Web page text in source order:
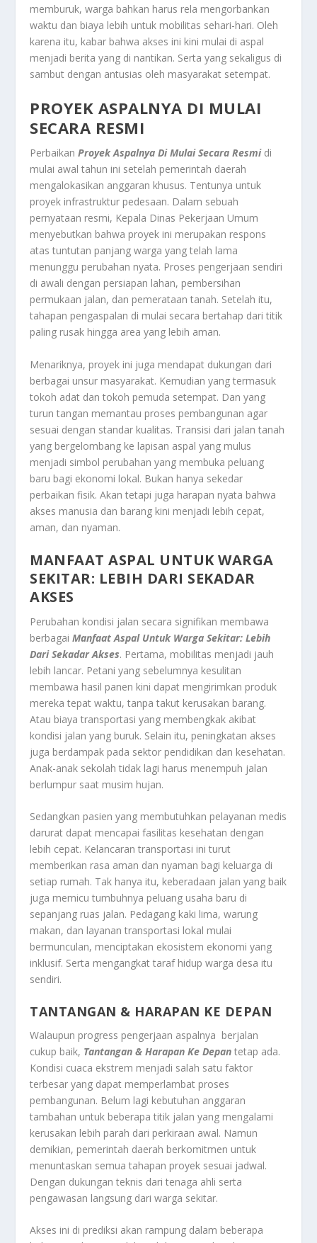
memburuk, warga bahkan harus rela mengorbankan
waktu dan biaya lebih untuk mobilitas sehari-hari. Oleh
karena itu, kabar bahwa akses ini kini mulai di aspal
menjadi berita yang di nantikan. Serta yang sekaligus di
sambut dengan antusias oleh masyarakat setempat.
PROYEK ASPALNYA DI MULAI
SECARA RESMI
PerbaikanProyek Aspalnya Di Mulai Secara Resmidi
mulai awal tahun ini setelah pemerintah daerah
mengalokasikan anggaran khusus. Tentunya untuk
proyek infrastruktur pedesaan. Dalam sebuah
pernyataan resmi, Kepala Dinas Pekerjaan Umum
menyebutkan bahwa proyek ini merupakan respons
atas tuntutan panjang warga yang telah lama
menunggu perubahan nyata. Proses pengerjaan sendiri
di awali dengan persiapan lahan, pembersihan
permukaan jalan, dan pemerataan tanah. Setelah itu,
tahapan pengaspalan di mulai secara bertahap dari titik
paling rusak hingga area yang lebih aman.
Menariknya, proyek ini juga mendapat dukungan dari
berbagai unsur masyarakat. Kemudian yang termasuk
tokoh adat dan tokoh pemuda setempat. Dan yang
turun tangan memantau proses pembangunan agar
sesuai dengan standar kualitas. Transisi dari jalan tanah
yang bergelombang ke lapisan aspal yang mulus
menjadi simbol perubahan yang membuka peluang
baru bagi ekonomi lokal. Bukan hanya sekedar
perbaikan fisik. Akan tetapi juga harapan nyata bahwa
akses manusia dan barang kini menjadi lebih cepat,
aman, dan nyaman.
MANFAAT ASPAL UNTUK WARGA
SEKITAR: LEBIH DARI SEKADAR
AKSES
Perubahan kondisi jalan secara signifikan membawa
berbagaiManfaat Aspal Untuk Warga Sekitar: Lebih
Dari Sekadar Akses. Pertama, mobilitas menjadi jauh
lebih lancar. Petani yang sebelumnya kesulitan
membawa hasil panen kini dapat mengirimkan produk
mereka tepat waktu, tanpa takut kerusakan barang.
Atau biaya transportasi yang membengkak akibat
kondisi jalan yang buruk. Selain itu, peningkatan akses
juga berdampak pada sektor pendidikan dan kesehatan.
Anak-anak sekolah tidak lagi harus menempuh jalan
berlumpur saat musim hujan.
Sedangkan pasien yang membutuhkan pelayanan medis
darurat dapat mencapai fasilitas kesehatan dengan
lebih cepat. Kelancaran transportasi ini turut
memberikan rasa aman dan nyaman bagi keluarga di
setiap rumah. Tak hanya itu, keberadaan jalan yang baik
juga memicu tumbuhnya peluang usaha baru di
sepanjang ruas jalan. Pedagang kaki lima, warung
makan, dan layanan transportasi lokal mulai
bermunculan, menciptakan ekosistem ekonomi yang
inklusif. Serta mengangkat taraf hidup warga desa itu
sendiri.
TANTANGAN & HARAPAN KE DEPAN
Walaupun progress pengerjaan aspalnya berjalan
cukup baik, Tantangan & Harapan Ke Depan tetap ada.
Kondisi cuaca ekstrem menjadi salah satu faktor
terbesar yang dapat memperlambat proses
pembangunan. Belum lagi kebutuhan anggaran
tambahan untuk beberapa titik jalan yang mengalami
kerusakan lebih parah dari perkiraan awal. Namun
demikian, pemerintah daerah berkomitmen untuk
menuntaskan semua tahapan proyek sesuai jadwal.
Dengan dukungan teknis dari tenaga ahli serta
pengawasan langsung dari warga sekitar.
Akses ini di prediksi akan rampung dalam beberapa